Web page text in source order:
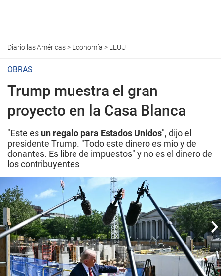
Diario las Américas> Economía > EEUU
OBRAS
Trump muestra el gran
proyecto en la Casa Blanca
"Este es un regalo para Estados Unidos", dijo el
presidente Trump. "Todo este dinero es mío y de
donantes. Es libre de impuestos" y no es el dinero de
los contribuyentes